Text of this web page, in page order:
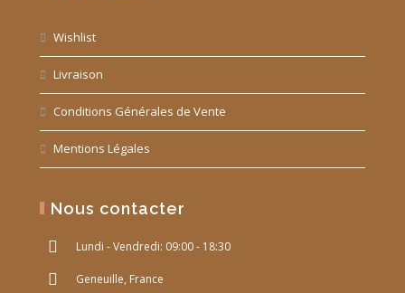
Wishlist
Livraison
Conditions Générales de Vente
Mentions Légales
Nous contacter
Lundi - Vendredi: 09:00 - 18:30
Geneuille, France